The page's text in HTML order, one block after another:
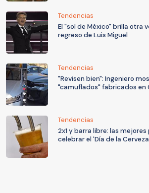
Tendencias
El "sol de México" brilla otra
regreso de Luis Miguel
Tendencias
"Revisen bien": Ingeniero
"camuflados" fabricados en
Tendencias
2x1 y barra libre: las
celebrar el 'Día de la